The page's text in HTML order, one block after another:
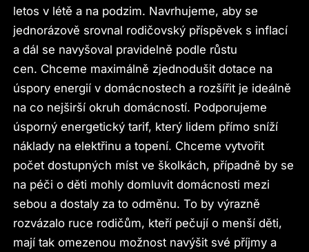
letos v létě a na podzim. Navrhujeme, aby se
jednorázově srovnal rodičovský příspěvek s inflací
a dál se navyšoval pravidelně podle růstu
cen. Chceme maximálně zjednodušit dotace na
úspory energií v domácnostech a rozšířit je ideálně
na co nejširší okruh domácností. Podporujeme
úsporný energetický tarif, který lidem přímo sníží
náklady na elektřinu a topení. Chceme vytvořit
počet dostupných míst ve školkách, případně by se
na péči o děti mohly domluvit domácnosti mezi
sebou a dostaly za to odměnu. To by výrazně
rozvázalo ruce rodičům, kteří pečují o menší děti,
mají tak omezenou možnost navýšit své příjmy a